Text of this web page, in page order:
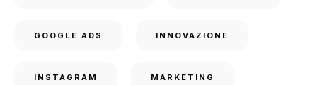
GOOGLE ADS INNOVAZIONE
INSTAGRAM MARKETING